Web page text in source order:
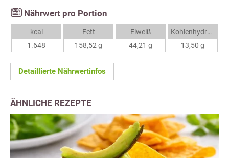
Nährwert pro Portion
kcal
1.648
Fett
158,52 g
Eiweiß
44,21 g
Kohlenhydrate
13,50 g
Detaillierte Nährwertinfos
ÄHNLICHE REZEPTE